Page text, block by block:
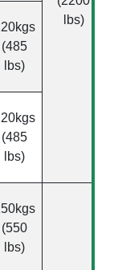
lbs)
(485
lbs)
(485
lbs)
(550
lbs)